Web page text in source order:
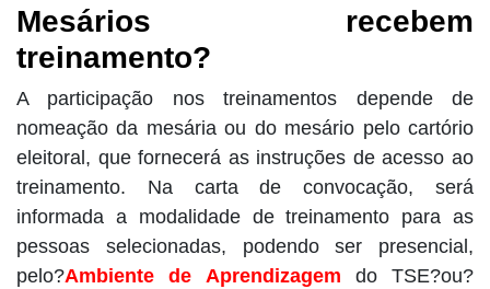
Mesários recebem
treinamento?
A participação nos treinamentos depende de
nomeação da mesária ou do mesário pelo cartório
eleitoral, que fornecerá as instruções de acesso ao
treinamento. Na carta de convocação, será
informada a modalidade de treinamento para as
pessoas selecionadas, podendo ser presencial,
pelo?Ambiente de Aprendizagem do TSE?ou?